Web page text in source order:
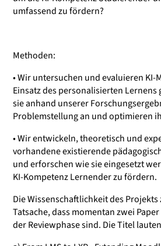
umfassend zu fördern?
Methoden:
• Wir untersuchen und evaluieren
Einsatz des personalisierten Lernens
sie anhand unserer
Problemstellung an und optimieren
• Wir entwickeln, theoretisch und
vorhandene existierende
und erforschen wie sie eingesetzt
KI-Kompetenz Lernender zu fördern.
Die Wissenschaftlichkeit des Projekts
Tatsache, dass momentan zwei
der Reviewphase sind. Die Titel